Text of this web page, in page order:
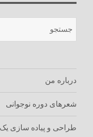
درباره من
شعرهای دوره نوجوانی
طراحی و پیاده سازی